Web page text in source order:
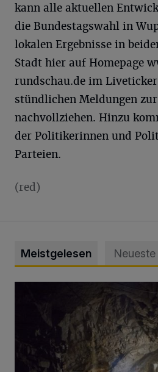
kann alle aktuellen
die Bundestagswahl in
lokalen Ergebnisse in
Stadt hier auf Homepage
rundschau.de im
stündlichen Meldungen
nachvollziehen. Hinzu
der Politikerinnen und
Parteien.
(red)
Meistgelesen